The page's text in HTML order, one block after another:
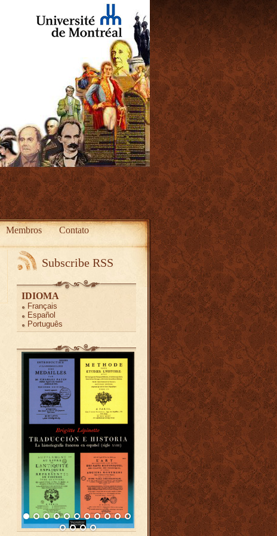
Membros Contato
Subscribe RSS
IDIOMA
Français
Español
Português